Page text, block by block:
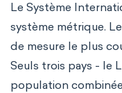
Le Système
système métrique.
de mesure le plus
Seuls trois pays - le
population